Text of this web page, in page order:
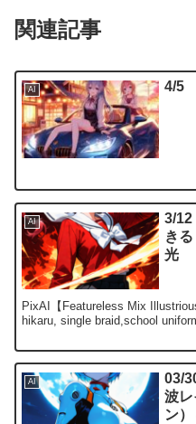
関連記事
AI 4/5
AI
3/
き
光
PixAI【Featureless Mix
hikaru, single braid,school
AI
03/
波
ン